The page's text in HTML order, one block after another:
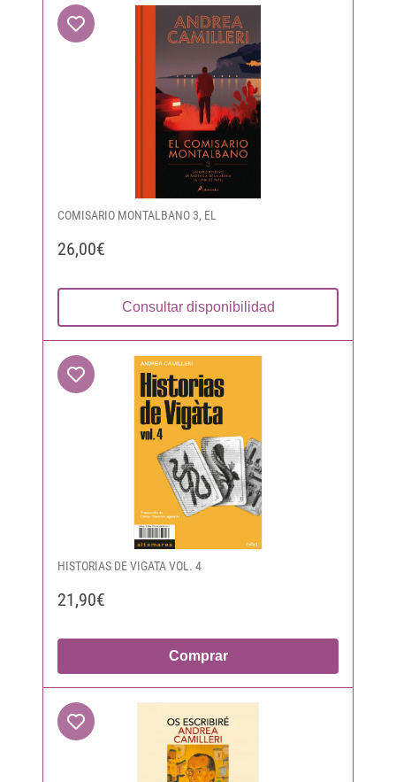
COMISARIO MONTALBANO 3, EL
26,00€
Consultar disponibilidad
HISTORIAS DE VIGATA VOL. 4
21,90€
Comprar